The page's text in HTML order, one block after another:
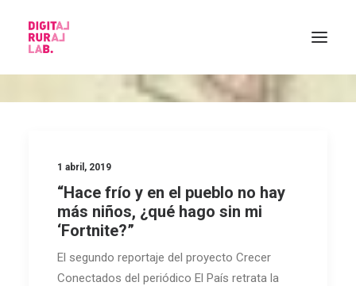
HOME
1 abril, 2019
“Hace frío y en el pueblo no hay
más niños, ¿qué hago sin mi
‘Fortnite?”
El segundo reportaje del proyecto Crecer
Conectados del periódico El País retrata la